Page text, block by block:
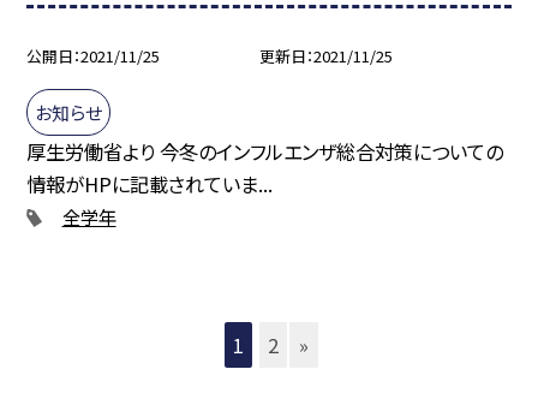
公開日 2021/11/25 更新日 2021/11/25
お知らせ
厚生労働省より 今冬のインフルエンザ総合対策についての
情報がHPに記載されていま...
全学年
1 2 »